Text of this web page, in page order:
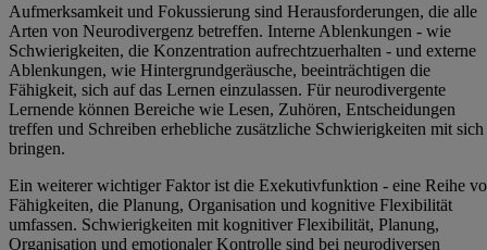
Aufmerksamkeit und Fokussierung sind Herausforderungen, die alle
Arten von Neurodivergenz betreffen. Interne Ablenkungen - wie
Schwierigkeiten, die Konzentration aufrechtzuerhalten - und externe
Ablenkungen, wie Hintergrundgeräusche, beeinträchtigen die
Fähigkeit, sich auf das Lernen einzulassen. Für neurodivergente
Lernende können Bereiche wie Lesen, Zuhören, Entscheidungen
treffen und Schreiben erhebliche zusätzliche Schwierigkeiten mit sich
bringen.
Ein weiterer wichtiger Faktor ist die Exekutivfunktion - eine Reihe
Fähigkeiten, die Planung, Organisation und kognitive Flexibilität
umfassen. Schwierigkeiten mit kognitiver Flexibilität, Planung,
Organisation und emotionaler Kontrolle sind bei neurodiversen